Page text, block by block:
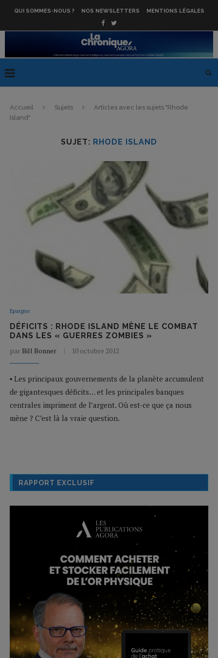
QUI SOMMES-NOUS ? NOS NEWSLETTERS MENTIONS LÉGALES
Accueil Sujets
Articles avec les sujets "Rhode
Island"
SUJET: RHODE ISLAND
Epargne
DÉFICITS : RHODE ISLAND MÈNE LE COMBAT
DANS LES « GUERRES ZOMBIES »
par Bill Bonner 10 octobre 2012
▪ Les principaux gouvernements de la planète accumulent
de gigantesques déficits… et les principales banques
centrales impriment de l’argent. Où est-ce que ça nous
mène ? C’est là la vraie question.
RAPPORT EXCLUSIF